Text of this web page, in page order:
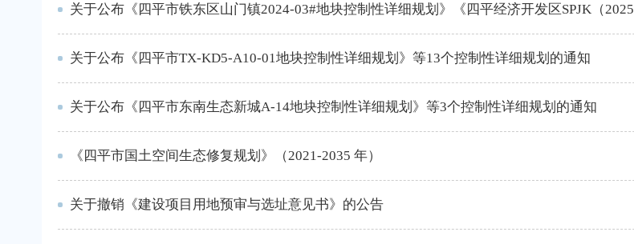
关于公布《四平市TX-KD5-A10-01地块控制性详细规划》等13个控制性详细规划的通知
关于公布《四平市东南生态新城A-14地块控制性详细规划》等3个控制性详细规划的通知
《四平市国土空间生态修复规划》（2021-2035 年）
关于撤销《建设项目用地预审与选址意见书》的公告